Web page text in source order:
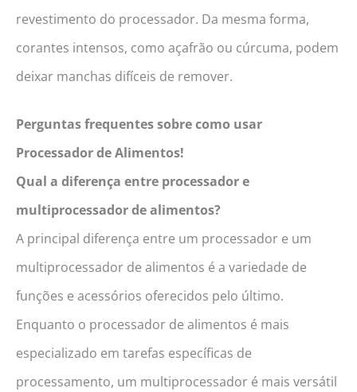
revestimento do processador. Da mesma forma,
corantes intensos, como açafrão ou cúrcuma, podem
deixar manchas difíceis de remover.
Perguntas frequentes sobre como usar
Processador de Alimentos!
Qual a diferença entre processador e
multiprocessador de alimentos?
A principal diferença entre um processador e um
multiprocessador de alimentos é a variedade de
funções e acessórios oferecidos pelo último.
Enquanto o processador de alimentos é mais
especializado em tarefas específicas de
processamento, um multiprocessador é mais versátil